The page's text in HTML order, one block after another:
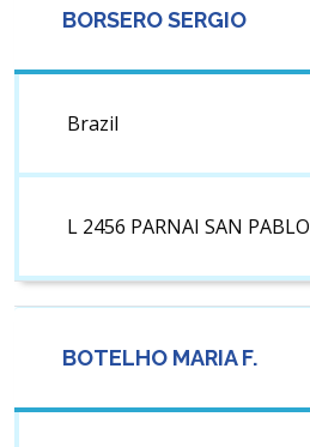
BORSERO SERGIO
Brazil
L 2456 PARNAI SAN PABLO
BOTELHO MARIA F.